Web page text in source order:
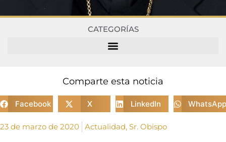
CATEGORÍAS
Comparte esta noticia
Facebook X LinkedIn WhatsApp
23 de marzo de 2020 Actualidad, Sr. Obispo